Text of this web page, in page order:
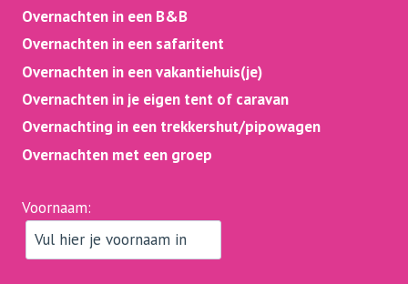
Overnachten in een B&B
Overnachten in een safaritent
Overnachten in een vakantiehuis(je)
Overnachten in je eigen tent of caravan
Overnachting in een trekkershut/pipowagen
Overnachten met een groep
Voornaam: